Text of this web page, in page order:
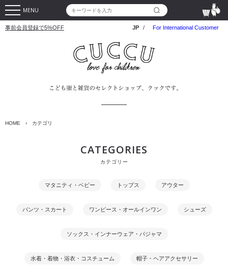
MENU
事前会員登録で5%OFF JP / For International Customer
HOME › カテゴリ
CATEGORIES
カテゴリー
マタニティ・ベビー トップス アウター
パンツ・スカート ワンピース・オールインワン シューズ
ソックス・インナーウェア・パジャマ
水着・着物・浴衣・コスチューム 帽子・ヘアアクセサリー